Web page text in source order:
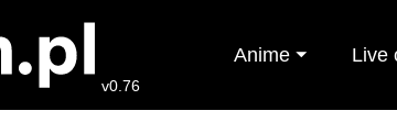
v0.76
Anime ⏷ Live